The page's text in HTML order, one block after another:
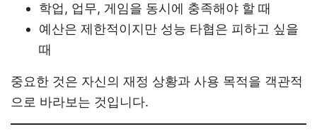
학업, 업무, 게임을 동시에 충족해야 할 때
예산은 제한적이지만 성능 타협은 피하고 싶을
때
중요한 것은 자신의 재정 상황과 사용 목적을 객관적
으로 바라보는 것입니다.